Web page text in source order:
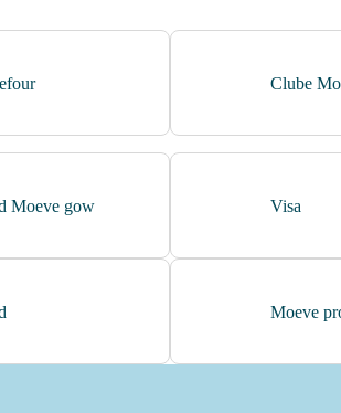
Clube
Moeve gow Visa
Moeve